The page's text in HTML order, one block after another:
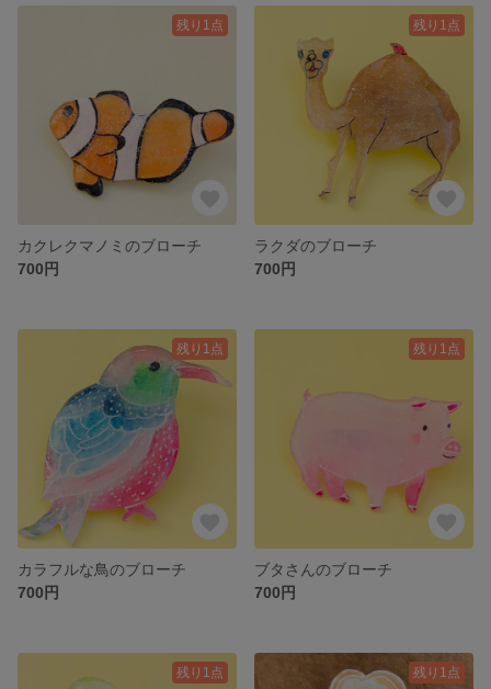
残り1点
カクレクマノミのブローチ
700円
残り1点
ラクダのブローチ
700円
残り1点
カラフルな鳥のブローチ
700円
残り1点
ブタさんのブローチ
700円
残り1点 残り1点